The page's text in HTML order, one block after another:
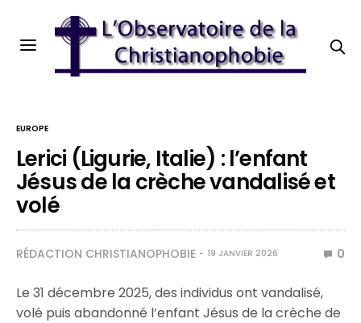
EUROPE
Lerici (Ligurie, Italie) : l’enfant
Jésus de la crèche vandalisé et
volé
RÉDACTION CHRISTIANOPHOBIE 19 JANVIER 2026 0
Le 31 décembre 2025, des individus ont vandalisé,
volé puis abandonné l’enfant Jésus de la crèche de